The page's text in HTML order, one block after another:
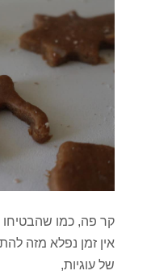
קר פה, כמו שהבטיחו
אין זמן נפלא מזה
של עוגיות,